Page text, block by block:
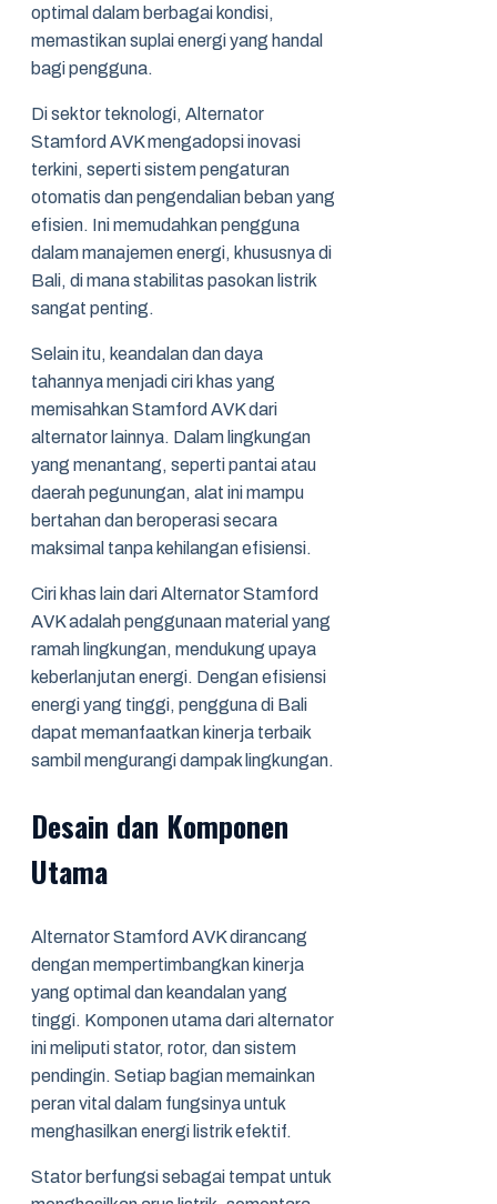
optimal dalam berbagai kondisi,
memastikan suplai energi yang handal
bagi pengguna.
Di sektor teknologi, Alternator
Stamford AVK mengadopsi inovasi
terkini, seperti sistem pengaturan
otomatis dan pengendalian beban yang
efisien. Ini memudahkan pengguna
dalam manajemen energi, khususnya di
Bali, di mana stabilitas pasokan listrik
sangat penting.
Selain itu, keandalan dan daya
tahannya menjadi ciri khas yang
memisahkan Stamford AVK dari
alternator lainnya. Dalam lingkungan
yang menantang, seperti pantai atau
daerah pegunungan, alat ini mampu
bertahan dan beroperasi secara
maksimal tanpa kehilangan efisiensi.
Ciri khas lain dari Alternator Stamford
AVK adalah penggunaan material yang
ramah lingkungan, mendukung upaya
keberlanjutan energi. Dengan efisiensi
energi yang tinggi, pengguna di Bali
dapat memanfaatkan kinerja terbaik
sambil mengurangi dampak lingkungan.
Desain dan Komponen
Utama
Alternator Stamford AVK dirancang
dengan mempertimbangkan kinerja
yang optimal dan keandalan yang
tinggi. Komponen utama dari alternator
ini meliputi stator, rotor, dan sistem
pendingin. Setiap bagian memainkan
peran vital dalam fungsinya untuk
menghasilkan energi listrik efektif.
Stator berfungsi sebagai tempat untuk